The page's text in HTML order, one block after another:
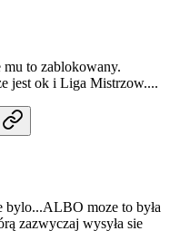
mu to zablokowany.
jest ok i Liga Mistrzow....
bylo...ALBO moze to była
zazwyczaj wysyła sie